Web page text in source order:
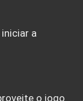
a
o jogo